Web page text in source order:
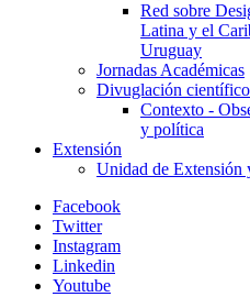
Red sobre
Latina y el
Uruguay
Jornadas Académicas
Divuglación
Contexto -
y política
Extensión
Unidad de Extensión
Facebook
Twitter
Instagram
Linkedin
Youtube